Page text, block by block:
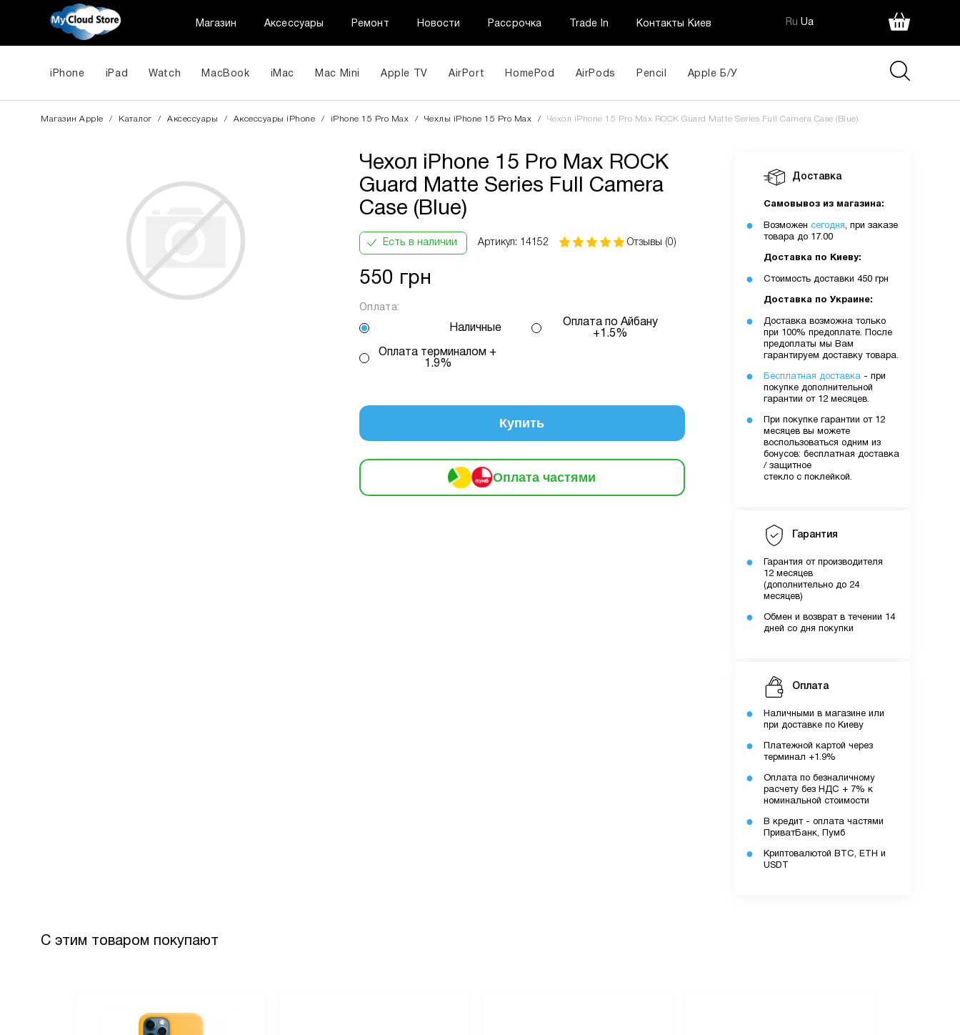
Магазин Аксессуары Ремонт Новости Рассрочка Trade In Контакты Киев Ru Ua
iPhone iPad Watch MacBook iMac Mac Mini Apple TV AirPort HomePod AirPods Pencil Apple Б/У
Магазин Apple / Каталог / Аксессуары / Aксессуары iPhone / iPhone 15 Pro Max / Чехлы iPhone 15 Pro Max / Чехол iPhone 15 Pro Max ROCK Guard Matte Series Full Camera Case (Blue)
Чехол iPhone 15 Pro Max ROCK
Guard Matte Series Full Camera
Case (Blue)
Есть в наличии Артикул: 14152 Отзывы (0)
550 грн
Оплата:
Наличные
Оплата по Айбану
+1.5%
Оплата терминалом +
1.9%
Купить
Оплата частями
ПриватБанк
Оплата
частинами
Кількість
платежів:
3
В
місяць:
196 грн
Інформація:
За допомогою ПриватБанку ви маєте змогу придбати товар в розстрочку
одним з двох способів.
Спосіб кредиту 1 – комісія банку складає 2.9 % на місяць від суми.
або за консультацією нашого менеджеру.
відкритий ліміт на МИТТЄВА РОЗСТРОЧКА чи ОПЛАТА ЧАСТИНАМИ.
Доставка
Самовывоз из магазина:
Возможен сегодня, при заказе
товара до 17.00
Доставка по Киеву:
Стоимость доставки 450 грн
Доставка по Украине:
Доставка возможна только
при 100% предоплате. После
предоплаты мы Вам
гарантируем доставку товара.
Бесплатная доставка - при
покупке дополнительной
гарантии от 12 месяцев.
При покупке гарантии от 12
месяцев вы можете
воспользоваться одним из
бонусов: бесплатная доставка
/ защитное
стекло с поклейкой.
Гарантия
Гарантия от производителя
12 месяцев
(дополнительно до 24
месяцев)
Обмен и возврат в течении 14
дней со дня покупки
Оплата
Наличными в магазине или
при доставке по Киеву
Платежной картой через
терминал +1.9%
Оплата по безналичному
расчету без НДС + 7% к
номинальной стоимости
В кредит - оплата частями
ПриватБанк, Пумб
Криптовалютой BTC, ETH и
USDT
С этим товаром покупают